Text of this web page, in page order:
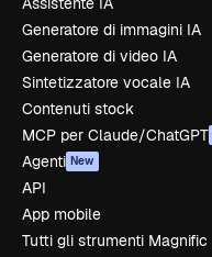
Generatore di immagini IA
Generatore di video IA
Sintetizzatore vocale IA
Contenuti stock
MCP per Claude/ChatGPT
Agenti New
API
App mobile
Tutti gli strumenti Magnific